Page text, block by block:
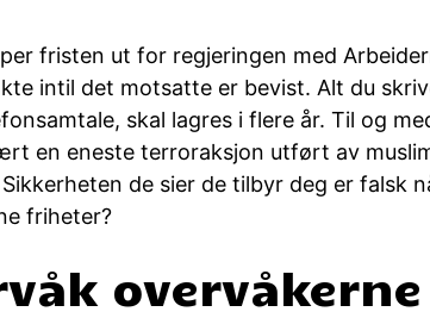
fristen ut for regjeringen med
intil det motsatte er bevist. Alt du
skal lagres i flere år. Til og
en eneste terroraksjon utført av
de sier de tilbyr deg er falsk
friheter?